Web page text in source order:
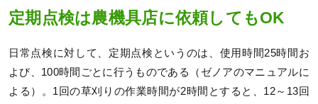
定期点検は農機具店に依頼してもOK
日常点検に対して、定期点検というのは、使用時間25時間お
よび、100時間ごとに行うものである（ゼノアのマニュアルに
よる）。1回の草刈りの作業時間が2時間とすると、12～13回